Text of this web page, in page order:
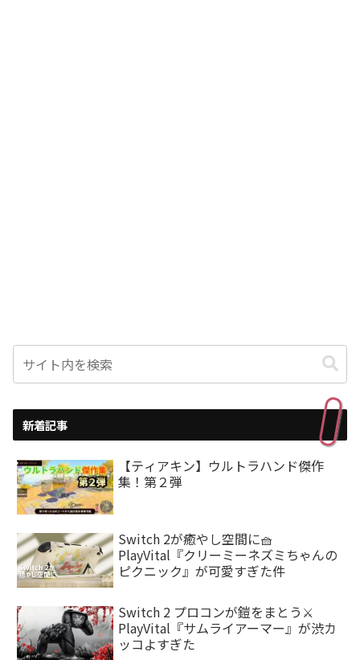
新着記事
【ティアキン】ウルトラハンド傑作
集！第２弾
Switch 2が癒やし空間に🧺
PlayVital『クリーミーネズミちゃんの
ピクニック』が可愛すぎた件
Switch 2 プロコンが鎧をまとう⚔️
PlayVital『サムライアーマー』が渋カ
ッコよすぎた